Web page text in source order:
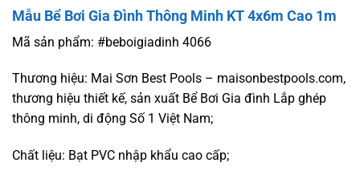
Mẫu Bể Bơi Gia Đình Thông Minh KT 4x6m Cao 1m
Mã sản phẩm: #beboigiadinh 4066
Thương hiệu: Mai Sơn Best Pools – maisonbestpools.com,
thương hiệu thiết kế, sản xuất Bể Bơi Gia đình Lắp ghép
thông minh, di động Số 1 Việt Nam;
Chất liệu: Bạt PVC nhập khẩu cao cấp;